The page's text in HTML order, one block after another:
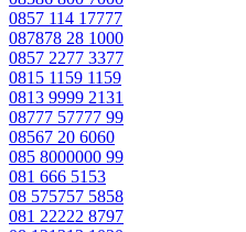
0857 114 17777
087878 28 1000
0857 2277 3377
0815 1159 1159
0813 9999 2131
08777 57777 99
08567 20 6060
085 8000000 99
081 666 5153
08 575757 5858
081 22222 8797